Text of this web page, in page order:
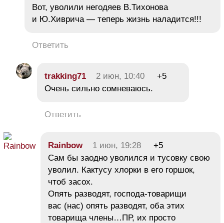
Вот, уволили негодяев В.Тихонова
и Ю.Хиврича — теперь жизнь наладится!!!
Ответить
trakking71 2 июн, 10:40
+5
Очень сильно сомневаюсь.
Ответить
Rainbow 1 июн, 19:28
+5
Сам бы заодно уволился и тусовку свою
уволил. Кактусу хлорки в его горшок,
чтоб засох.
Опять разводят, господа-товарищи
вас (нас) опять разводят, оба этих
товарища члены…ПР, их просто